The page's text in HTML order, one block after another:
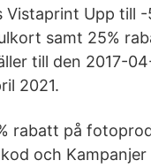
Vistaprint Upp till
samt 25%
till den 2017-
2021.
rabatt på
och